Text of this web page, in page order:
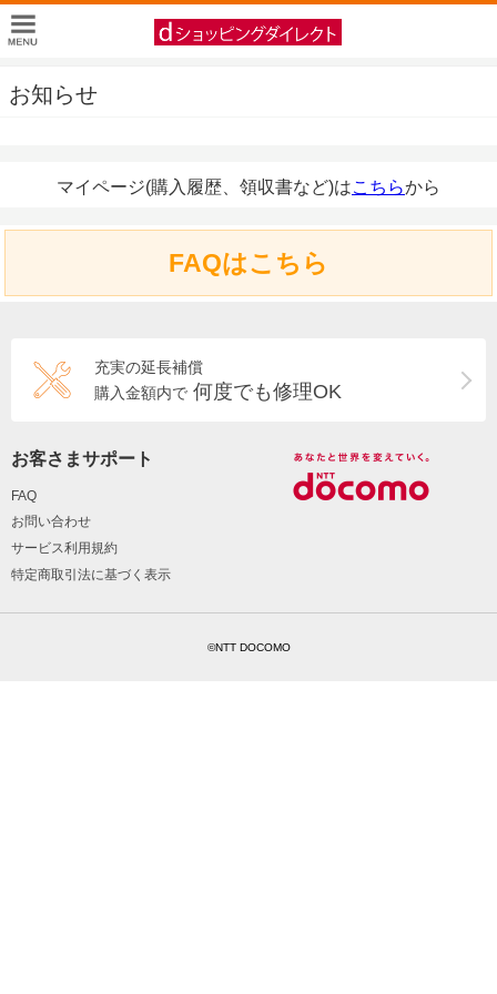
お知らせ
マイページ(購入履歴、領収書など)はこちらから
FAQはこちら
充実の延長補償
購入金額内で 何度でも修理OK
お客さまサポート
FAQ
お問い合わせ
サービス利用規約
特定商取引法に基づく表示
©NTT DOCOMO